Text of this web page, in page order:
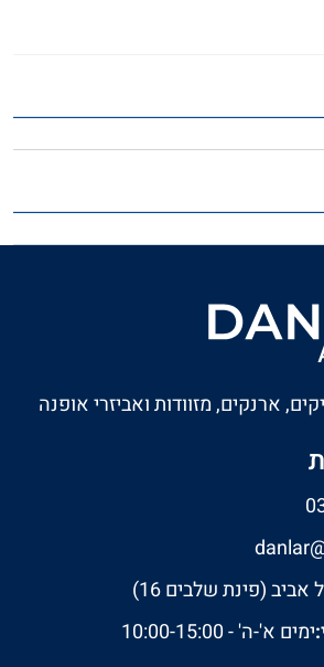
ארנקים, מזוודות ואביזרי אופנה
ימים א'-ה' - 10:00-15:00